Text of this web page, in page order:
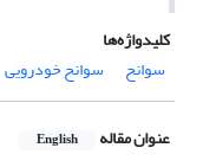
کلیدواژه‌ها
سوانح
سوانح خودرویی
عنوان مقاله English